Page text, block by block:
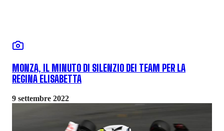
MONZA, IL MINUTO DI SILENZIO DEI TEAM PER LA
REGINA ELISABETTA
9 settembre 2022